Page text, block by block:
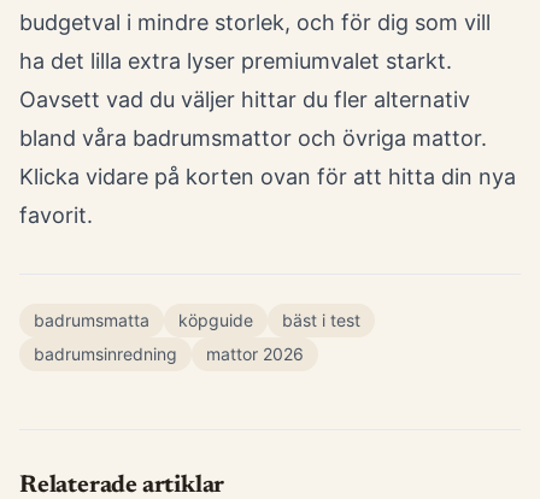
budgetval i mindre storlek, och för dig som vill
ha det lilla extra lyser premiumvalet starkt.
Oavsett vad du väljer hittar du fler alternativ
bland våra badrumsmattor och övriga mattor.
Klicka vidare på korten ovan för att hitta din nya
favorit.
badrumsmatta köpguide
bäst i test
badrumsinredning
mattor 2026
Relaterade artiklar